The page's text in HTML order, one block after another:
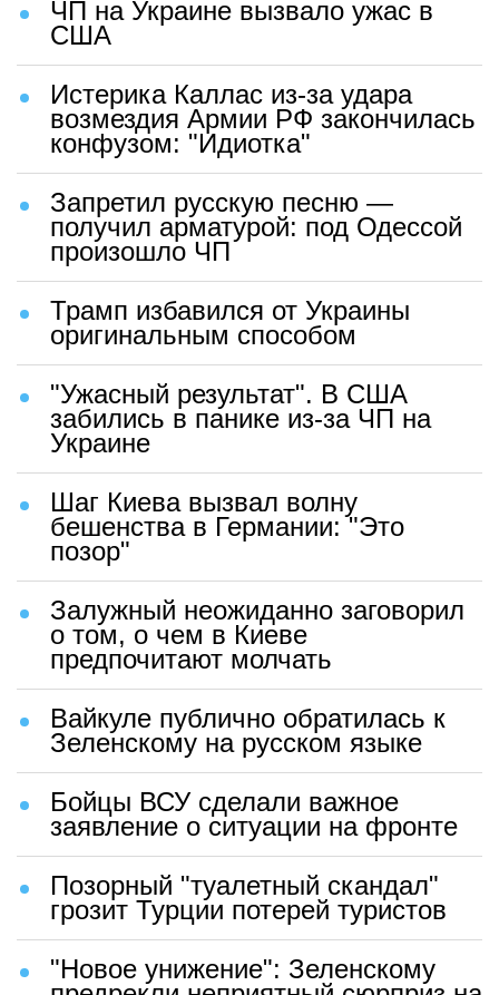
ЧП на Украине вызвало ужас в
США
Истерика Каллас из-за удара
возмездия Армии РФ закончилась
конфузом: "Идиотка"
Запретил русскую песню —
получил арматурой: под Одессой
произошло ЧП
Трамп избавился от Украины
оригинальным способом
"Ужасный результат". В США
забились в панике из-за ЧП на
Украине
Шаг Киева вызвал волну
бешенства в Германии: "Это
позор"
Залужный неожиданно заговорил
о том, о чем в Киеве
предпочитают молчать
Вайкуле публично обратилась к
Зеленскому на русском языке
Бойцы ВСУ сделали важное
заявление о ситуации на фронте
Позорный "туалетный скандал"
грозит Турции потерей туристов
"Новое унижение": Зеленскому